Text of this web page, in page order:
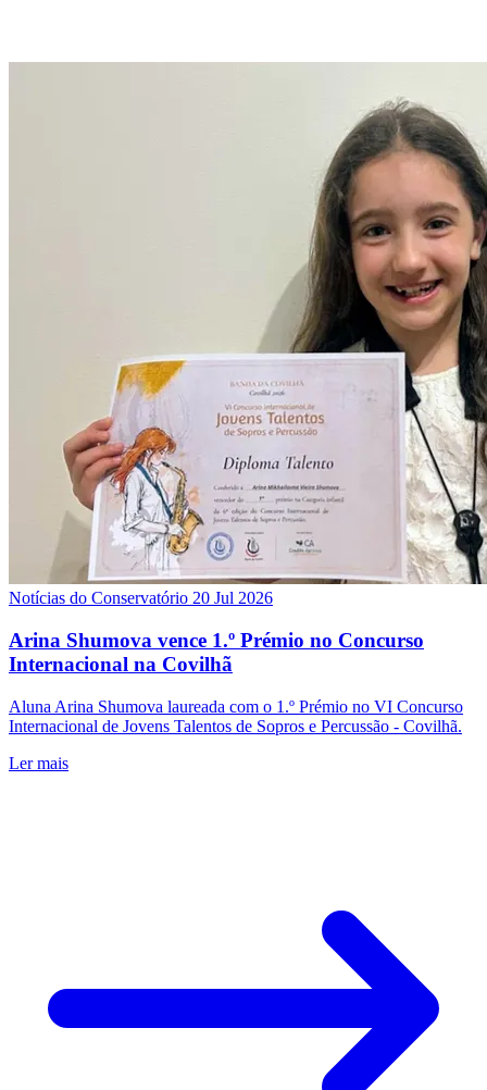
Notícias do Conservatório 20 Jul 2026
Arina Shumova vence 1.º Prémio no Concurso
Internacional na Covilhã
Aluna Arina Shumova laureada com o 1.º Prémio no VI Concurso
Internacional de Jovens Talentos de Sopros e Percussão - Covilhã.
Ler mais